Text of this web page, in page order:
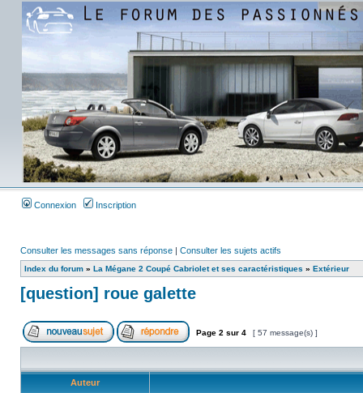
Connexion Inscription
Consulter les messages sans réponse | Consulter les sujets actifs
Index du forum » La Mégane 2 Coupé Cabriolet et ses caractéristiques » Extérieur
[question] roue galette
Page 2 sur 4 [ 57 message(s) ]
Auteur